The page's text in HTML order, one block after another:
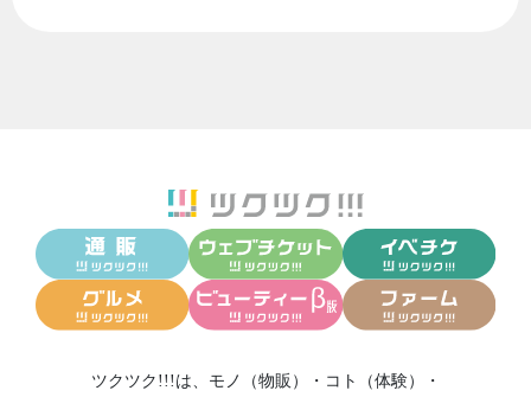
ツクツク!!!は、 モノ（物販） ・ コト（体験）
・